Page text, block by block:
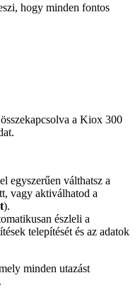
hogy minden fontos
a Kiox 300
egyszerűen válthatsz a
vagy aktiválhatod a
).
észleli a
telepítését és az adatok
minden utazást